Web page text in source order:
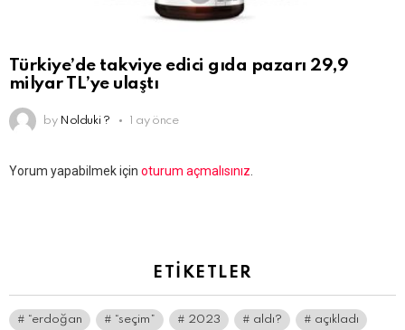
Türkiye’de takviye edici gıda pazarı 29,9
milyar TL’ye ulaştı
by Nolduki ? 1 ay önce
Bir
Yorum yapabilmek için oturum açmalısınız
ETIKETLER
“erdoğan “seçim” 2023 aldı? açıkladı